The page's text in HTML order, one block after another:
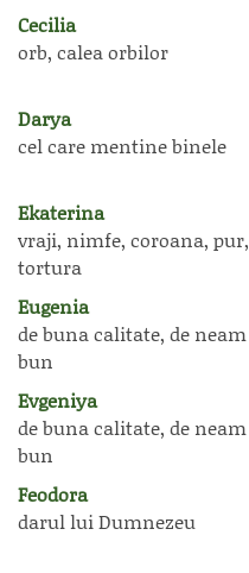
Cecilia
orb, calea orbilor
Darya
cel care mentine binele
Ekaterina
vraji, nimfe, coroana, pur,
tortura
Eugenia
de buna calitate, de neam
bun
Evgeniya
de buna calitate, de neam
bun
Feodora
darul lui Dumnezeu